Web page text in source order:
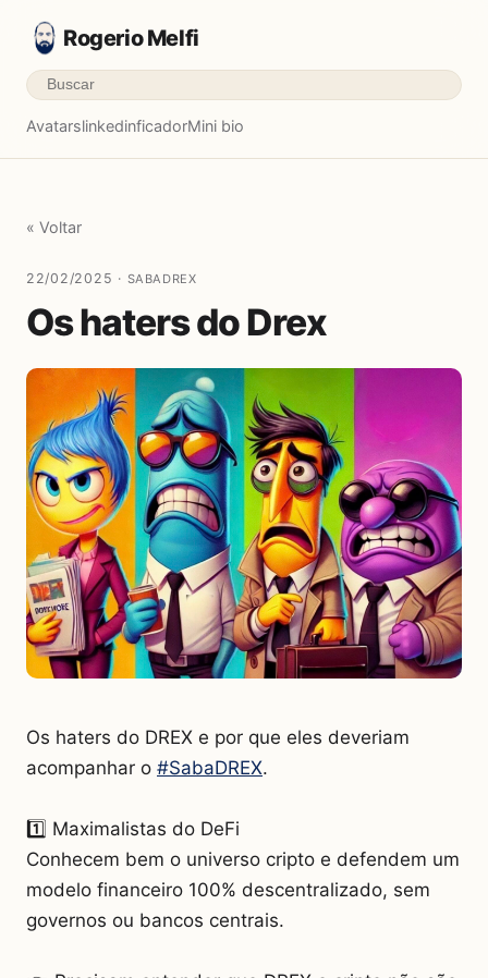
Rogerio Melfi
AvatarslinkedinficadorMini bio
« Voltar
22/02/2025 · SABADREX
Os haters do Drex
Os haters do DREX e por que eles deveriam
acompanhar o #SabaDREX.
1️⃣ Maximalistas do DeFi
Conhecem bem o universo cripto e defendem um
modelo financeiro 100% descentralizado, sem
governos ou bancos centrais.